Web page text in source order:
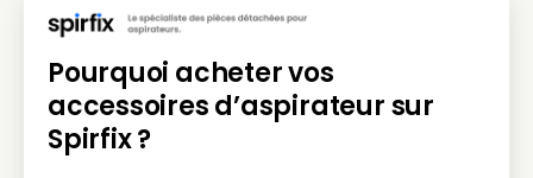
Pourquoi acheter vos
accessoires d’aspirateur sur
Spirfix ?